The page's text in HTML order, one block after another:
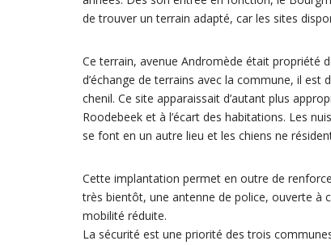
de trouver un terrain adapté, car les sites
Ce terrain, avenue Andromède était propriété
d’échange de terrains avec la commune, il
chenil. Ce site apparaissait d’autant plus
Roodebeek et à l’écart des habitations. Les
se font en un autre lieu et les chiens ne
Cette implantation permet en outre de
très bientôt, une antenne de police, ouverte à
mobilité réduite.
La sécurité est une priorité des trois